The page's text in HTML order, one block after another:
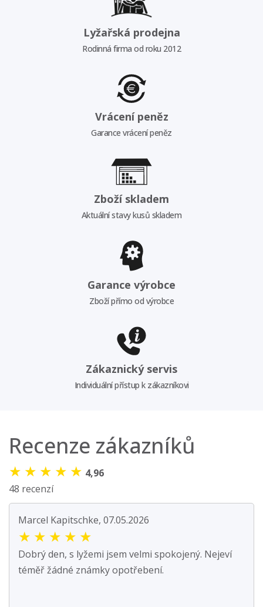
Lyžařská prodejna
Rodinná firma od roku 2012
Vrácení peněz
Garance vrácení peněz
Zboží skladem
Aktuální stavy kusů skladem
Garance výrobce
Zboží přímo od výrobce
Zákaznický servis
Individuální přístup k zákazníkovi
Recenze zákazníků
★ ★ ★ ★ ★ 4,96
48 recenzí
Marcel Kapitschke, 07.05.2026
★ ★ ★ ★ ★
Dobrý den, s lyžemi jsem velmi spokojený. Nejeví
téměř žádné známky opotřebení.